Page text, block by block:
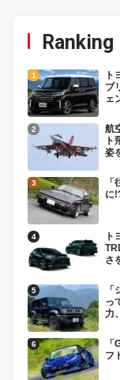
Ranking
ト
ブ
ェ
航
ト
姿
に
ト
さ
っ
力
フ